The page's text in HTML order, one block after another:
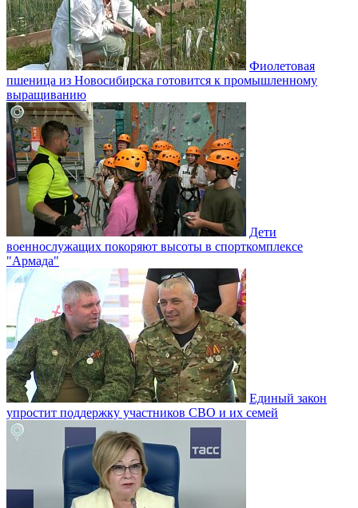
Фиолетовая
пшеница из Новосибирска готовится к промышленному
выращиванию
Дети
военнослужащих покоряют высоты в спорткомплексе
"Армада"
Единый закон
упростит поддержку участников СВО и их семей